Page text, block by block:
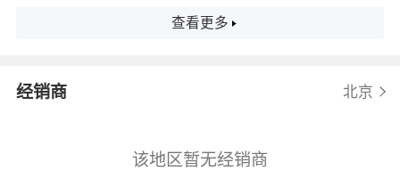
查看更多
经销商 北京
该地区暂无经销商